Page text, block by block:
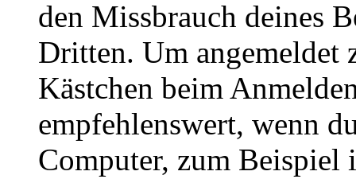
den Missbrauch deines
Dritten. Um angemeldet
Kästchen beim
empfehlenswert, wenn
Computer, zum Beispiel